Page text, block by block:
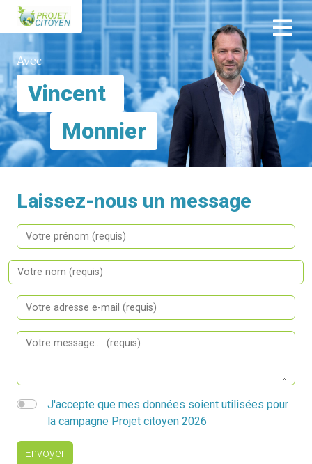
Aller au contenu principal
Avec
Vincent
Monnier
Laissez-nous un message
J'accepte que mes données soient utilisées pour
la campagne Projet citoyen 2026
Envoyer